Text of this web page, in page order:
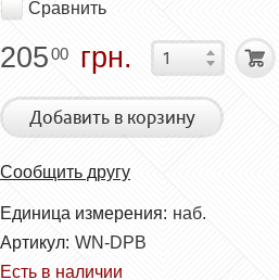
Сравнить
20500 грн.
Добавить в корзину
Сообщить другу
Единица измерения: наб.
Артикул: WN-DPB
Есть в наличии